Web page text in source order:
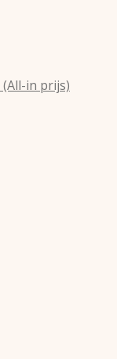
in prijs)